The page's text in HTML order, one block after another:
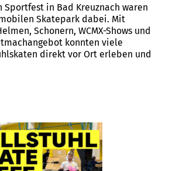
Sportfest in Bad Kreuznach waren
Skatepark dabei. Mit
Schonern, WCMX-Shows und
konnten viele
direkt vor Ort erleben und